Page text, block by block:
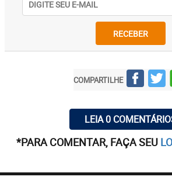
RECEBER
COMPARTILHE
LEIA 0
*PARA COMENTAR, FAÇA SEU